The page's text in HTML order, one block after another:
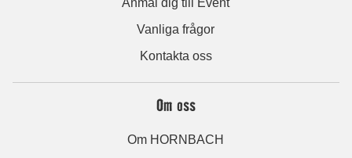
Vanliga frågor
Kontakta oss
Om oss
Om HORNBACH